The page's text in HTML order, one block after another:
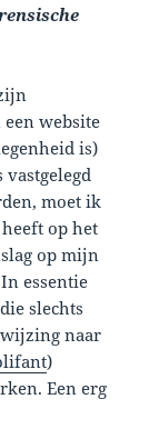
website
is)
vastgelegd
moet ik
op het
op mijn
essentie
slechts
naar
)
Een erg